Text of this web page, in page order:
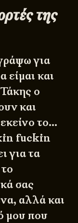
της
για
είμαι και
ο
και
το…
fuckin
για τα
σας
αλλά και
μου που